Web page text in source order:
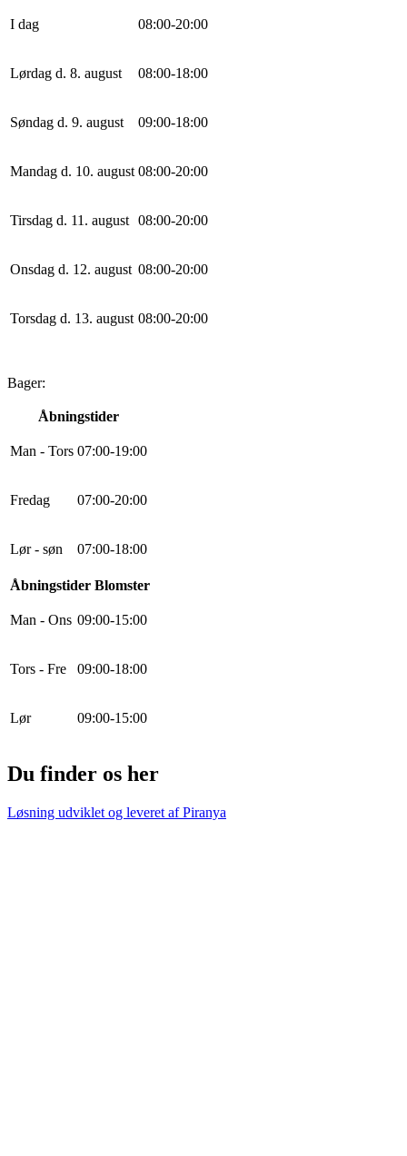
I dag 08:00-20:00
Lørdag d. 8. august 08:00-18:00
Søndag d. 9. august 09:00-18:00
Mandag d. 10. august 08:00-20:00
Tirsdag d. 11. august 08:00-20:00
Onsdag d. 12. august 08:00-20:00
Torsdag d. 13. august 08:00-20:00
Bager:
Åbningstider
Man - Tors 07:00-19:00
Fredag 07:00-20:00
Lør - søn 07:00-18:00
Åbningstider Blomster
Man - Ons 09:00-15:00
Tors - Fre 09:00-18:00
Lør 09:00-15:00
Du finder os her
Løsning udviklet og leveret afPiranya